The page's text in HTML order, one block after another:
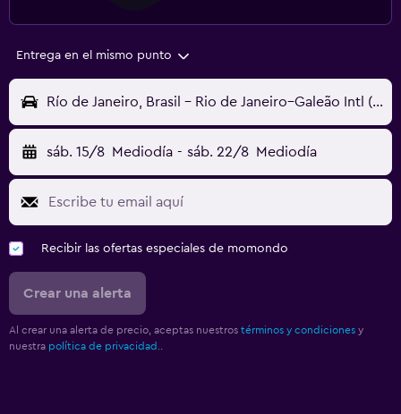
Entrega en el mismo punto
Río de Janeiro, Brasil - Rio de Janeiro–Galeão Intl (GIG)
sáb. 15/8 Mediodía - sáb. 22/8 Mediodía
Recibir las ofertas especiales de momondo
Crear una alerta
Al crear una alerta de precio, aceptas nuestros términos y condiciones y
nuestra política de privacidad..